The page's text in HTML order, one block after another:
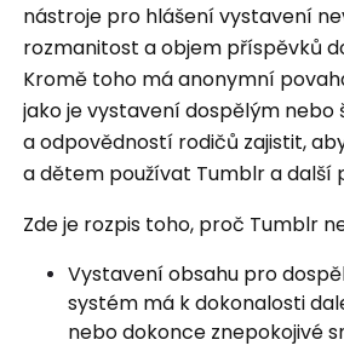
nástroje pro hlášení vystavení
rozmanitost a objem příspěvků
Kromě toho má anonymní
jako je vystavení dospělým
a odpovědností rodičů zajistit,
a dětem používat Tumblr a další
Zde je rozpis toho, proč Tumblr
Vystavení obsahu pro
systém má k dokonalosti
nebo dokonce znepokojivé